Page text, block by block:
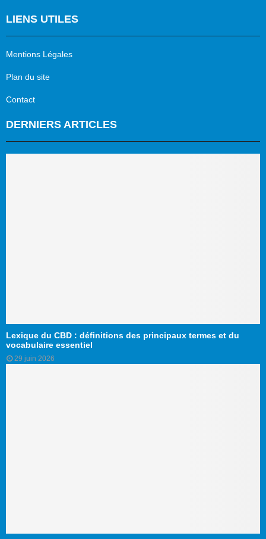
LIENS UTILES
Mentions Légales
Plan du site
Contact
DERNIERS ARTICLES
Lexique du CBD : définitions des principaux termes et du
vocabulaire essentiel
29 juin 2026